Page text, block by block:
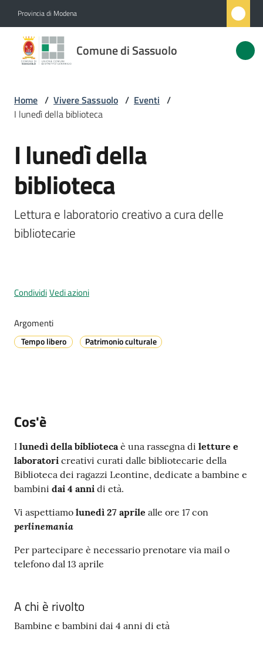
Provincia di Modena
Comune di Sassuolo
Comune
di
Novità
Servizi
Vivere
Sassuolo
l
l
e
e
o
i
s
t
S
s
s
u
Home / Vivere Sassuolo / Eventi /
I lunedì della biblioteca
Salta al contenuto
I lunedì della
biblioteca
Lettura e laboratorio creativo a cura delle
bibliotecarie
CondividiVedi azioni
Argomenti
Tempo libero Patrimonio culturale
Cos'è
I lunedì della bibliotecaè una rassegna di letture e
laboratori creativi curati dalle bibliotecarie della
Biblioteca dei ragazzi Leontine, dedicate a bambine e
bambini dai 4 anni di età.
Vi aspettiamo lunedì 27 aprile alle ore 17 con
perlinemania
Per partecipare è necessario prenotare via mail o
telefono dal 13 aprile
A chi è rivolto
Bambine e bambini dai 4 anni di età